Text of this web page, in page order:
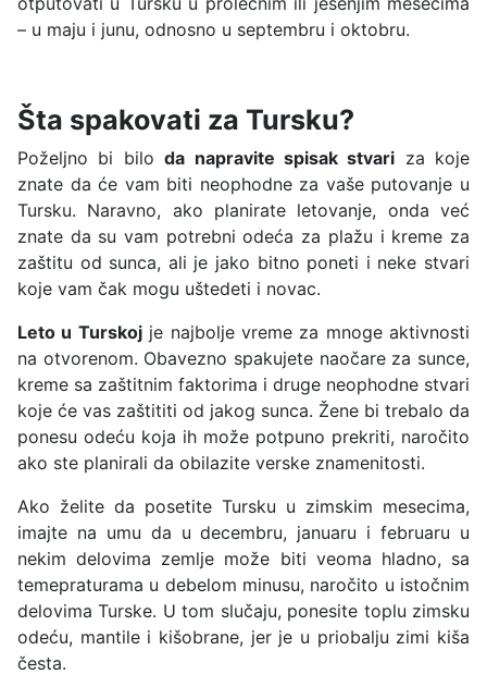
– u maju i junu, odnosno u septembru i oktobru.
Šta spakovati za Tursku?
Poželjno bi biloda napravite spisak stvari za koje
znate da će vam biti neophodne za vaše putovanje u
Tursku. Naravno, ako planirate letovanje, onda već
znate da su vam potrebni odeća za plažu i kreme za
zaštitu od sunca, ali je jako bitno poneti i neke stvari
koje vam čak mogu uštedeti i novac.
Leto u Turskojje najbolje vreme za mnoge aktivnosti
na otvorenom. Obavezno spakujete naočare za sunce,
kreme sa zaštitnim faktorima i druge neophodne stvari
koje će vas zaštititi od jakog sunca. Žene bi trebalo da
ponesu odeću koja ih može potpuno prekriti, naročito
ako ste planirali da obilazite verske znamenitosti.
Ako želite da posetite Tursku u zimskim mesecima,
imajte na umu da u decembru, januaru i februaru u
nekim delovima zemlje može biti veoma hladno, sa
temepraturama u debelom minusu, naročito u istočnim
delovima Turske. U tom slučaju, ponesite toplu zimsku
odeću, mantile i kišobrane, jer je u priobalju zimi kiša
česta.